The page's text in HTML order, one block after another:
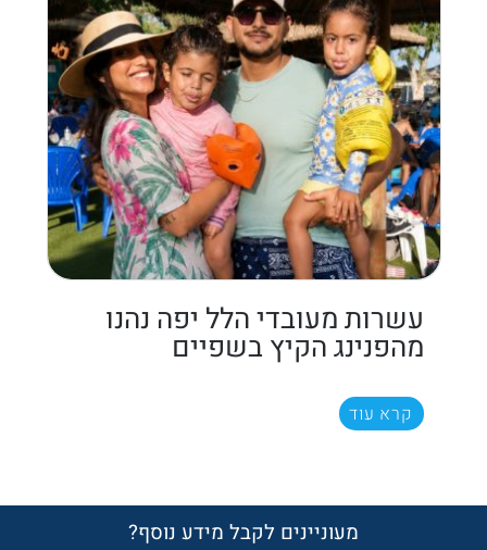
עשרות מעובדי הלל יפה נהנו
מהפנינג הקיץ בשפיים
קרא עוד
מעוניינים לקבל מידע נוסף?